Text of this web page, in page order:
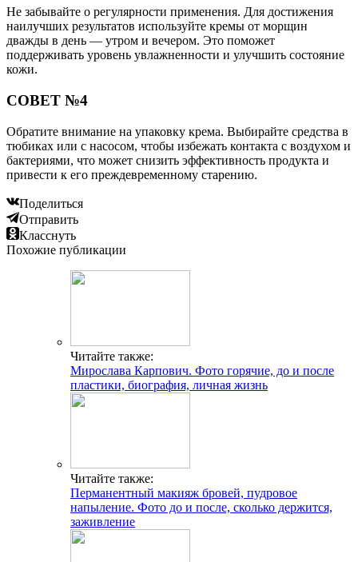
Не забывайте о регулярности применения. Для достижения
наилучших результатов используйте кремы от морщин
дважды в день — утром и вечером. Это поможет
поддерживать уровень увлажненности и улучшить состояние
кожи.
СОВЕТ №4
Обратите внимание на упаковку крема. Выбирайте средства в
тюбиках или с насосом, чтобы избежать контакта с воздухом и
бактериями, что может снизить эффективность продукта и
привести к его преждевременному старению.
Поделиться
Отправить
Класснуть
Похожие публикации
Читайте также:
Мирослава Карпович. Фото горячие, до и после
пластики, биография, личная жизнь
Читайте также:
Перманентный макияж бровей, пудровое
напыление. Фото до и после, сколько держится,
заживление